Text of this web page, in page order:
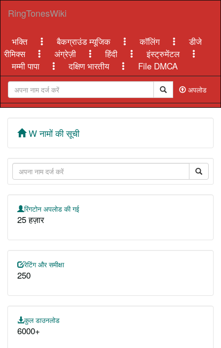
RingTonesWiki
भक्ति बैकग्राउंड म्यूजिक कॉलिंग
डीजे
रीमिक्स
अंग्रेज़ी हिंदी
इंस्ट्रुमेंटल
मम्मी पापा
दक्षिण भारतीय File DMCA
अपलोड
W नामों की सूची
रिंगटोन अपलोड की गई
25 हज़ार
रेटिंग और समीक्षा
250
कुल डाउनलोड
6000+